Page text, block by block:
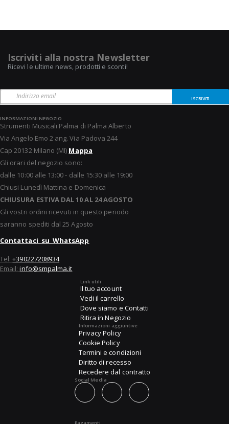
Iscriviti alla nostra Newsletter
Ricevi le ultime news, prodotti e sconti!
ISCRIVITI
INFORMAZIONI NEGOZIO
Strumenti Musicali Palma di Palma Alberto
Via Angelo Emo 2 ang. Via Padova 244
Cap 20132 Milano (MI) Mappa
Gli orari del negozio sono:
dalle 10:00 alle 13:00 - dalle 15:30 alle 19:00
Chiusi Lunedì Mattina e Domenica
CHIUSURA ESTIVA DAL 10 AL 24 AGOSTO
Gli vostri ordini ricevuti in questo periodo
saranno spediti dal 25 Agosto
Contattaci su WhatsApp
Tel:+390227208934
Email:info@smpalma.it
Link utili
Il tuo account
Vedi il carrello
Dove siamo e Contatti
Ritira in Negozio
Informazioni aggiuntive
Privacy Policy
Cookie Policy
Termini e condizioni
Diritto di recesso
Recedere dal contratto
Social Media